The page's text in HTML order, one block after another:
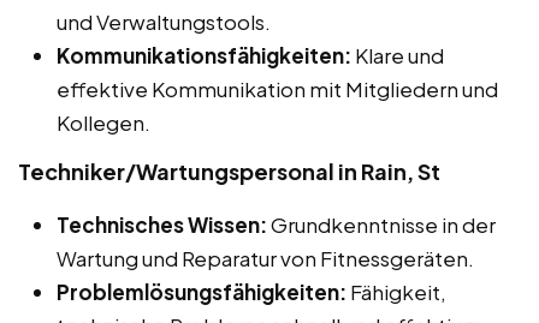
und Verwaltungstools.
Kommunikationsfähigkeiten: Klare und
effektive Kommunikation mit Mitgliedern und
Kollegen.
Techniker/Wartungspersonal in Rain, St
Technisches Wissen:Grundkenntnisse in der
Wartung und Reparatur von Fitnessgeräten.
Problemlösungsfähigkeiten: Fähigkeit,